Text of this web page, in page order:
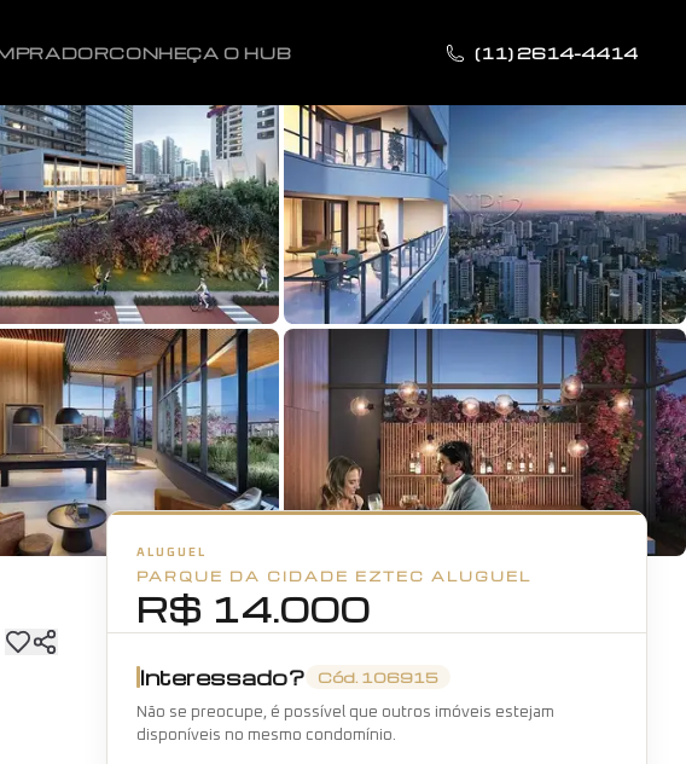
CONHEÇA O HUB (11) 2614-4414
+30 fotos
ALUGUEL
PARQUE DA CIDADE EZTEC ALUGUEL
R$ 14.000
Interessado? Cód. 106915
Não se preocupe, é possível que outros imóveis estejam
disponíveis no mesmo condomínio.